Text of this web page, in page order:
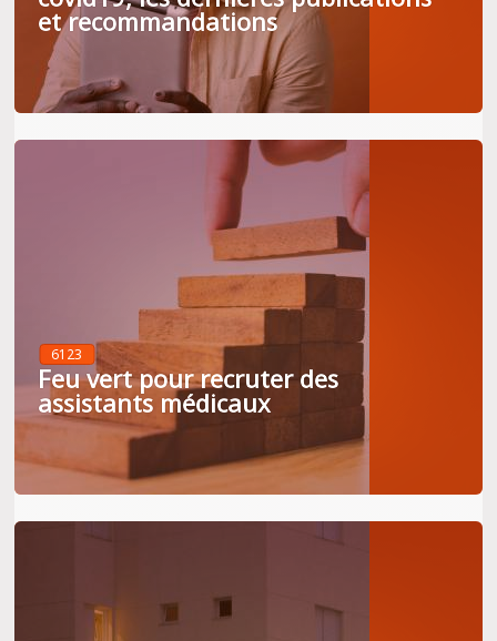
et recommandations
6123
Feu vert pour recruter des
assistants médicaux